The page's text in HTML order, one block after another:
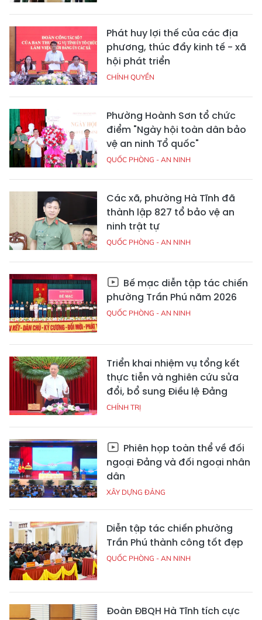
Phát huy lợi thế của các địa
phương, thúc đẩy kinh tế - xã
hội phát triển
CHÍNH QUYỀN
Phường Hoành Sơn tổ chức
điểm "Ngày hội toàn dân bảo
vệ an ninh Tổ quốc"
QUỐC PHÒNG - AN NINH
Các xã, phường Hà Tĩnh đã
thành lập 827 tổ bảo vệ an
ninh trật tự
QUỐC PHÒNG - AN NINH
Bế mạc diễn tập tác chiến
phường Trần Phú năm 2026
QUỐC PHÒNG - AN NINH
Triển khai nhiệm vụ tổng kết
thực tiễn và nghiên cứu sửa
đổi, bổ sung Điều lệ Đảng
CHÍNH TRỊ
Phiên họp toàn thể về đối
ngoại Đảng và đối ngoại nhân
dân
XÂY DỰNG ĐẢNG
Diễn tập tác chiến phường
Trần Phú thành công tốt đẹp
QUỐC PHÒNG - AN NINH
Đoàn ĐBQH Hà Tĩnh tích cực